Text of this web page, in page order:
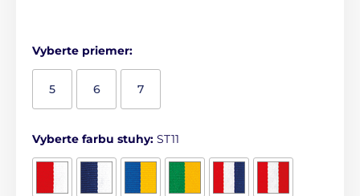
Vyberte priemer:
5 6 7
Vyberte farbu stuhy: ST11